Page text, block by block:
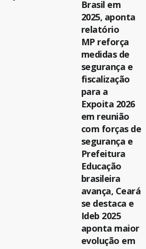
Brasil em
2025, aponta
relatório
MP reforça
medidas de
segurança e
fiscalização
para a
Expoita 2026
em reunião
com forças de
segurança e
Prefeitura
Educação
brasileira
avança, Ceará
se destaca e
Ideb 2025
aponta maior
evolução em